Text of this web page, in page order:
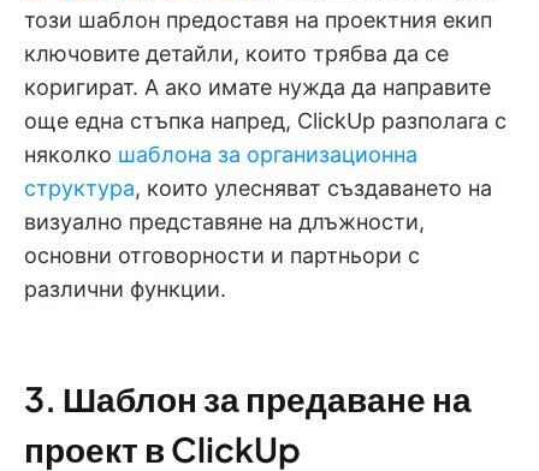
този шаблон предоставя на проектния екип
ключовите детайли, които трябва да се
коригират. А ако имате нужда да направите
още една стъпка напред, ClickUp разполага с
няколко шаблона за организационна
структура, които улесняват създаването на
визуално представяне на длъжности,
основни отговорности и партньори с
различни функции.
3. Шаблон за предаване на
проект в ClickUp